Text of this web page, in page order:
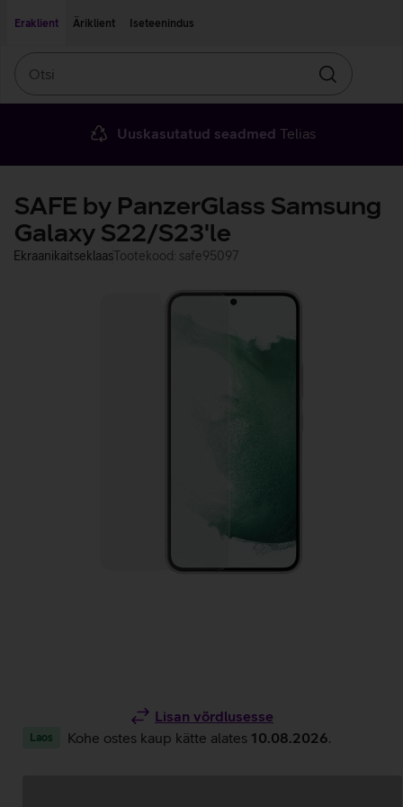
Eraklient
Äriklient Iseteenindus
Otsin
Uuskasutatud seadmed Telias
SAFE by PanzerGlass Samsung
Galaxy S22/S23'le
EkraanikaitseklaasTootekood: safe95097
Lisan võrdlusesse
Laos Kohe ostes kaup kätte alates 10.08.2026